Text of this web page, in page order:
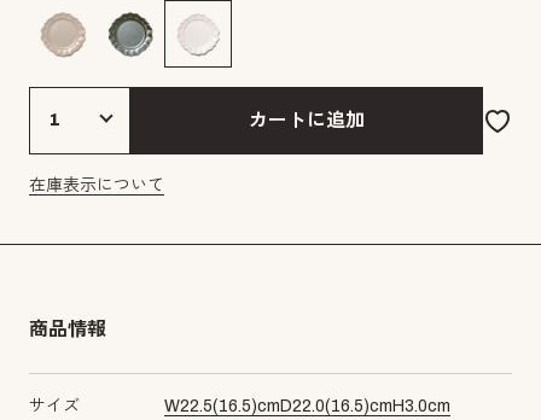
カートに追加
在庫表示について
商品情報
サイズ W22.5(16.5)cm D22.0(16.5)cm H3.0cm